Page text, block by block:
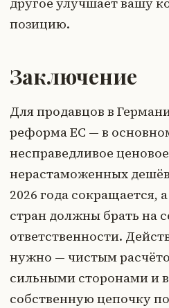
позицию.
Заключение
Для продавцов в
реформа ЕС — в
несправедливое
нерастаможенных
2026 года сокращается,
стран должны брать на
ответственности.
нужно — чистым
сильными сторонами и
собственную цепочку